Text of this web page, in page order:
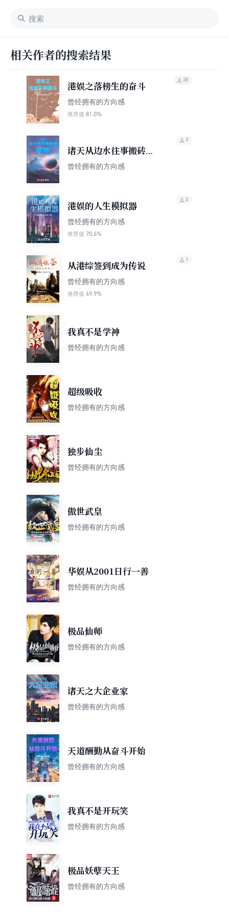
相关作者的搜索结果
港娱之落榜生的奋斗
曾经拥有的方向感
推荐值 81.0%
28
诸天从边水往事搬砖开
始
曾经拥有的方向感
3
港娱的人生模拟器
曾经拥有的方向感
推荐值 70.6%
2
从港综签到成为传说
曾经拥有的方向感
推荐值 69.9%
1
我真不是学神
曾经拥有的方向感
超级吸收
曾经拥有的方向感
独步仙尘
曾经拥有的方向感
傲世武皇
曾经拥有的方向感
华娱从2001日行一善
曾经拥有的方向感
极品仙师
曾经拥有的方向感
诸天之大企业家
曾经拥有的方向感
天道酬勤从奋斗开始
曾经拥有的方向感
我真不是开玩笑
曾经拥有的方向感
极品妖孽天王
曾经拥有的方向感